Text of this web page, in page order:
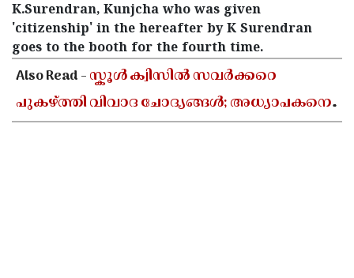
K.Surendran, Kunjcha who was given
'citizenship' in the hereafter by K Surendran
goes to the booth for the fourth time.
Also Read -സ്കൂൾ ക്വിസിൽ സവർക്കറെ
പുകഴ്ത്തി വിവാദ ചോദ്യങ്ങൾ; അധ്യാപകനെ